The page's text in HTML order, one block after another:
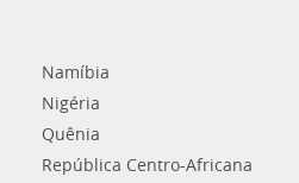
Namíbia
Nigéria
Quênia
República Centro-Africana